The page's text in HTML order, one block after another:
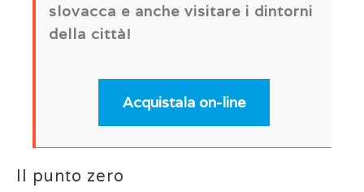
slovacca e anche visitare i dintorni
della città!
Acquistala on-line
Il punto zero